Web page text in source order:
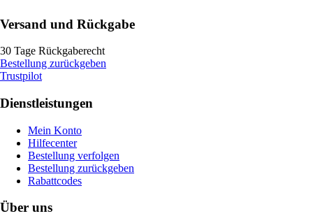
Versand und Rückgabe
30 Tage Rückgaberecht
Bestellung zurückgeben
Trustpilot
Dienstleistungen
Mein Konto
Hilfecenter
Bestellung verfolgen
Bestellung zurückgeben
Rabattcodes
Über uns